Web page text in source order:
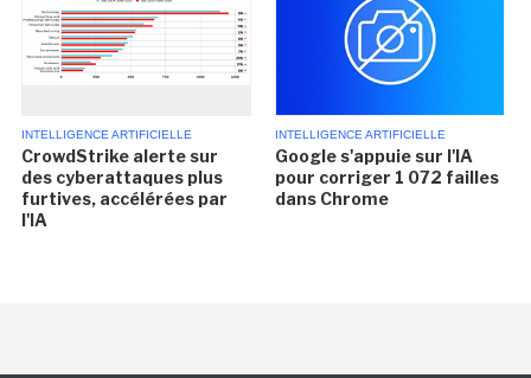
INTELLIGENCE ARTIFICIELLE
CrowdStrike alerte sur
des cyberattaques plus
furtives, accélérées par
l'IA
INTELLIGENCE ARTIFICIELLE
Google s'appuie sur l'IA
pour corriger 1 072 failles
dans Chrome